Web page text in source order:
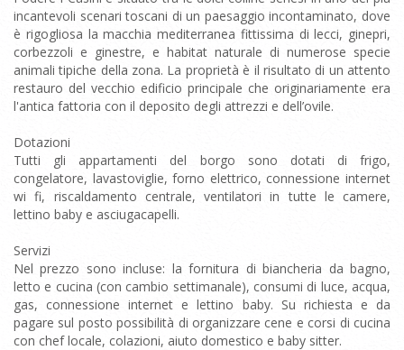
incantevoli scenari toscani di un paesaggio incontaminato, dove
è rigogliosa la macchia mediterranea fittissima di lecci, ginepri,
corbezzoli e ginestre, e habitat naturale di numerose specie
animali tipiche della zona. La proprietà è il risultato di un attento
restauro del vecchio edificio principale che originariamente era
l'antica fattoria con il deposito degli attrezzi e dell’ovile.
Dotazioni
Tutti gli appartamenti del borgo sono dotati di frigo,
congelatore, lavastoviglie, forno elettrico, connessione internet
wi fi, riscaldamento centrale, ventilatori in tutte le camere,
lettino baby e asciugacapelli.
Servizi
Nel prezzo sono incluse: la fornitura di biancheria da bagno,
letto e cucina (con cambio settimanale), consumi di luce, acqua,
gas, connessione internet e lettino baby. Su richiesta e da
pagare sul posto possibilità di organizzare cene e corsi di cucina
con chef locale, colazioni, aiuto domestico e baby sitter.